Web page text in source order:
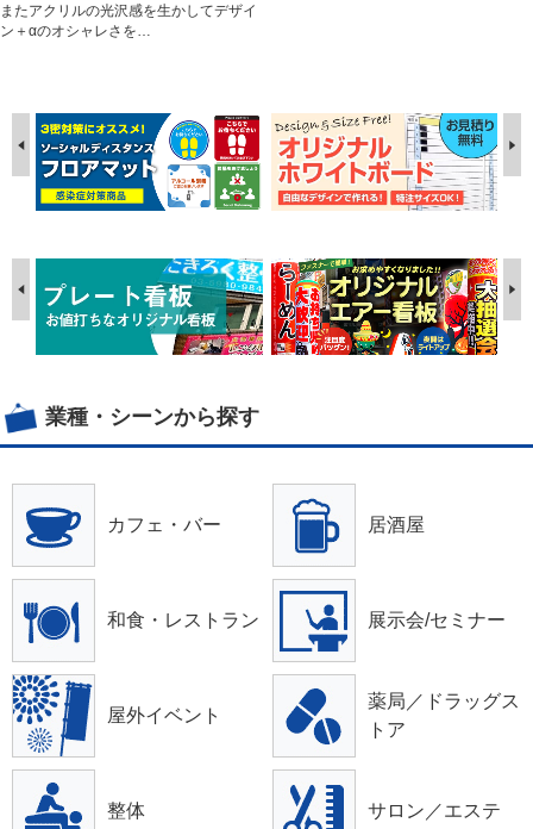
またアクリルの光沢感を生かしてデザイ
ン＋αのオシャレさを…
業種・シーンから探す
カフェ・バー 居酒屋
和食・レストラン 展示会/セミナー
屋外イベント
薬局／ドラッグス
トア
整体 サロン／エステ